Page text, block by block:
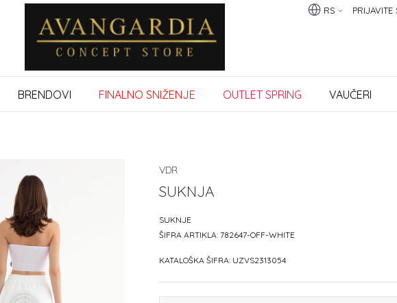
PRIJAVITE
RS
BRENDOVI FINALNO SNIŽENJE OUTLET SPRING VAUČERI
VDR
SUKNJA
SUKNJE
ŠIFRA ARTIKLA: 782647-OFF-WHITE
KATALOŠKA ŠIFRA: UZVS2313054